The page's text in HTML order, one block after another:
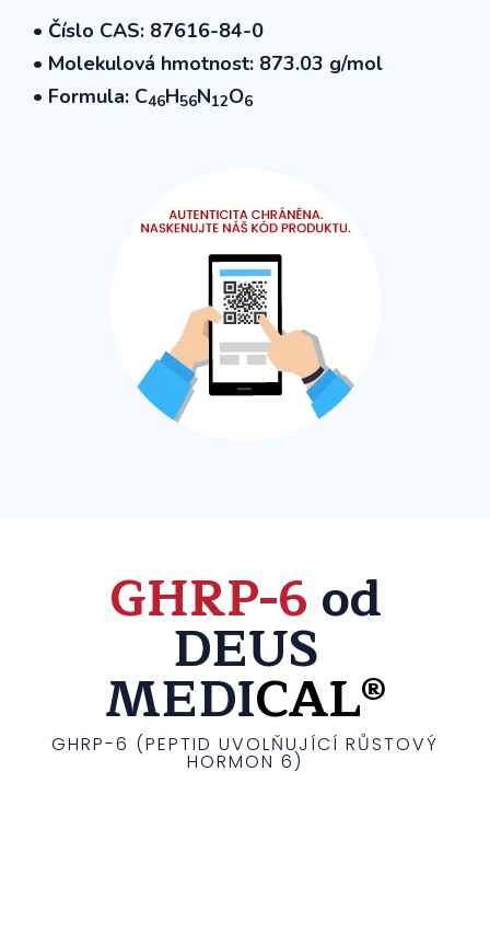
• Číslo CAS: 87616-84-0
• Molekulová hmotnost: 873.03 g/mol
• Formula: C46H56N12O6
GHRP-6od
DEUS
MEDICAL®
GHRP-6 (PEPTID UVOLŇUJÍCÍ RŮSTOVÝ
HORMON 6)